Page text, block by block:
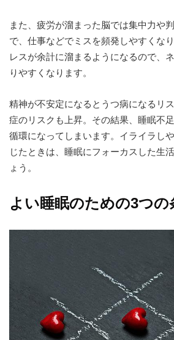
また、疲労が溜まった脳では集中力や
で、仕事などでミスを頻発しやすくな
レスが余計に溜まるようになるので、
りやすくなります。
精神が不安定になるとうつ病になるリ
症のリスクも上昇。その結果、睡眠不
循環になってしまいます。イライラし
じたときは、睡眠にフォーカスした生
ょう。
よい睡眠のための3つの